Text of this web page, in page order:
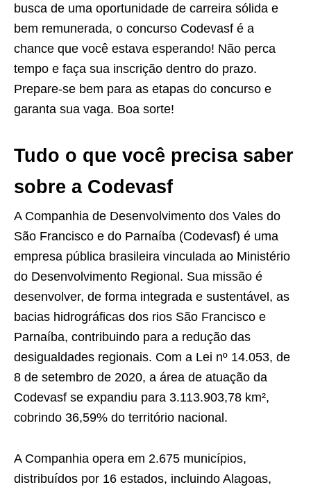
busca de uma oportunidade de carreira sólida e
bem remunerada, o concurso Codevasf é a
chance que você estava esperando! Não perca
tempo e faça sua inscrição dentro do prazo.
Prepare-se bem para as etapas do concurso e
garanta sua vaga. Boa sorte!
Tudo o que você precisa saber
sobre a Codevasf
A Companhia de Desenvolvimento dos Vales do
São Francisco e do Parnaíba (Codevasf) é uma
empresa pública brasileira vinculada ao Ministério
do Desenvolvimento Regional. Sua missão é
desenvolver, de forma integrada e sustentável, as
bacias hidrográficas dos rios São Francisco e
Parnaíba, contribuindo para a redução das
desigualdades regionais. Com a Lei nº 14.053, de
8 de setembro de 2020, a área de atuação da
Codevasf se expandiu para 3.113.903,78 km²,
cobrindo 36,59% do território nacional.
A Companhia opera em 2.675 municípios,
distribuídos por 16 estados, incluindo Alagoas,